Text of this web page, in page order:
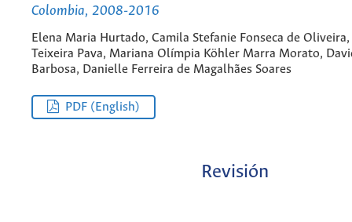
Colombia, 2008-2016
Elena Maria Hurtado, Camila Stefanie Fonseca de
Teixeira Pava, Mariana Olímpia Köhler Marra Morato,
Barbosa, Danielle Ferreira de Magalhães Soares
PDF (English)
Revisión